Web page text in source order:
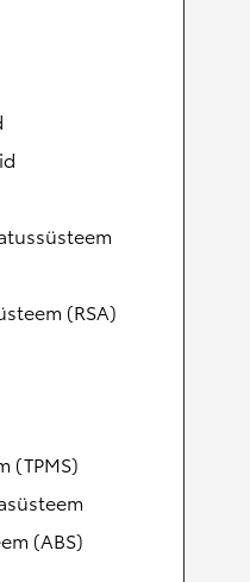
(RSA)
(TPMS)
(ABS)